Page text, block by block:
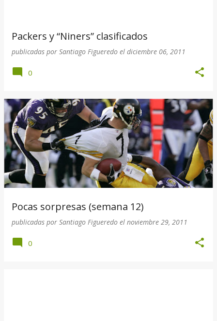
Packers y “Niners” clasificados
publicadas por Santiago Figueredo el diciembre 06, 2011
0
Pocas sorpresas (semana 12)
publicadas por Santiago Figueredo el noviembre 29, 2011
0